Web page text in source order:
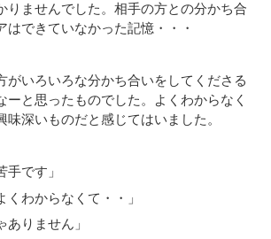
りませんでした。相手の方との分かち合
はできていなかった記憶・・・
がいろいろな分かち合いをしてくださる
ーと思ったものでした。よくわからなく
味深いものだと感じてはいました。
手です」
くわからなくて・・」
ありません」